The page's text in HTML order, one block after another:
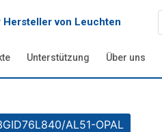
von Leuchten
Unterstützung Über uns
AL51-OPAL